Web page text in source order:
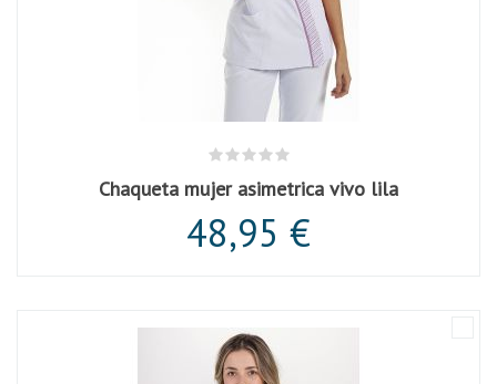
Chaqueta mujer asimetrica vivo lila
48,95 €